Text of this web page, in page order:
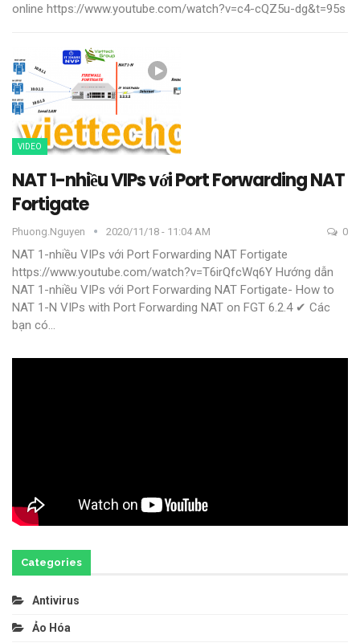
online https://www.youtube.com/watch?v=c4-cQZ5u-dg&t=95s
VIDEO
NAT 1-nhiều VIPs với Port Forwarding NAT
Fortigate
Phuong.nguyen 2020/11/18 - 11:04 AM 0
NAT 1-nhiều VIPs với Port Forwarding NAT Fortigate
https://www.youtube.com/watch?v=T6irQfcWq6Y Hướng dẫn
NAT 1-nhiều VIPs với Port Forwarding NAT Fortigate- How to
NAT 1-N VIPs with Port Forwarding NAT on FGT 6.2.4 ✔ Các
bạn có…
Categories
Antivirus
Ảo Hóa